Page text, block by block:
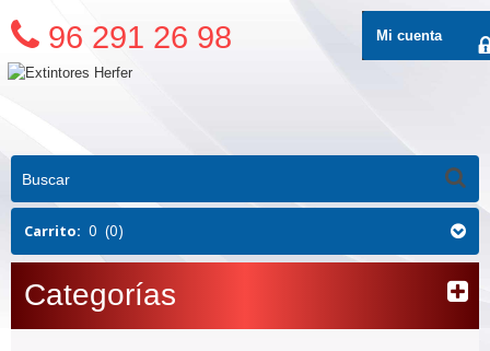
96 291 26 98
Categorías
Mi cuenta
Carrito: 0 (0)